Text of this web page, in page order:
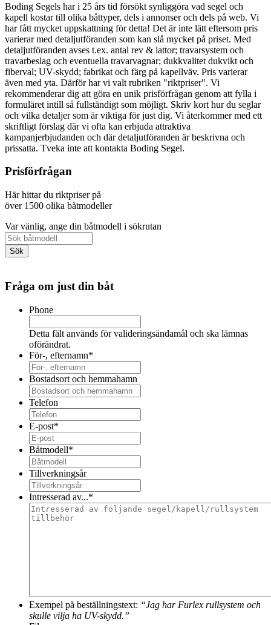
Boding Segels har i 25 års tid försökt synliggöra vad segel och
kapell kostar till olika båttyper, dels i annonser och dels på web. Vi
har fått mycket uppskattning för detta! Det är inte lätt eftersom pris
varierar med detaljutföranden som kan slå mycket på priset. Med
detaljutföranden avses t.ex. antal rev & lattor; travarsystem och
travarbeslag och eventuella travarvagnar; dukkvalitet dukvikt och
fiberval; UV-skydd; fabrikat och färg på kapellväv. Pris varierar
även med yta. Därför har vi valt rubriken "riktpriser". Vi
rekommenderar dig att göra en unik prisförfrågan genom att fylla i
formuläret intill så fullständigt som möjligt. Skriv kort hur du seglar
och vilka detaljer som är viktiga för just dig. Vi återkommer med ett
skriftligt förslag där vi ofta kan erbjuda attraktiva
kampanjerbjudanden och där detaljutföranden är beskrivna och
prissatta. Tveka inte att kontakta Boding Segel.
Prisförfrågan
Här hittar du riktpriser på
över 1500 olika båtmodeller
Var vänlig, ange din båtmodell i sökrutan
Fråga om just din båt
Phone
Detta fält används för valideringsändamål och ska lämnas
oförändrat.
För-, efternamn*
Bostadsort och hemmahamn
Telefon
E-post*
Båtmodell*
Tillverkningsår
Intresserad av...*
Exempel på beställningstext: “Jag har Furlex rullsystem och
skulle vilja ha UV-skydd.”